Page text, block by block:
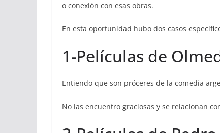
o conexión con esas obras.
En esta oportunidad hubo dos casos
1-Películas de
Entiendo que son próceres de la comedia
No las encuentro graciosas y se relacionan